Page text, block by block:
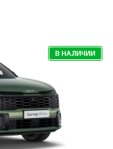
В НАЛИЧИИ